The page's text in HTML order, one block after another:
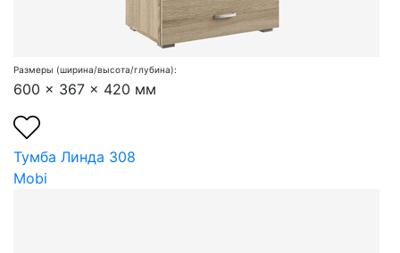
Размеры (ширина/высота/глубина):
600 x 367 x 420 мм
Тумба Линда 308
Mobi